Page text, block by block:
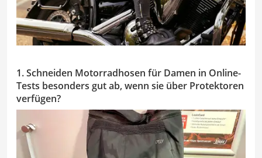
1. Schneiden Motorradhosen für Damen in Online-
Tests besonders gut ab, wenn sie über Protektoren
verfügen?